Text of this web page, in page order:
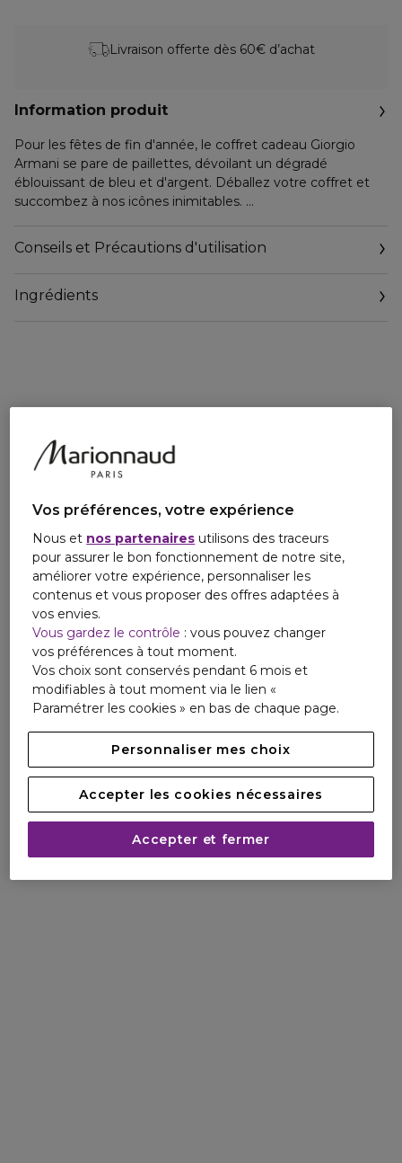
Livraison offerte dès 60€ d’achat
Information produit
Pour les fêtes de fin d'année, le coffret cadeau Giorgio
Armani se pare de paillettes, dévoilant un dégradé
éblouissant de bleu et d'argent. Déballez votre coffret et
succombez à nos icônes inimitables.
- Un parfum Stronger with You 100ml
- Un format voyage 15ml Stronger with You.
LA FRAGRANCE
créée par des notes de poivre rose s'associe à un coeur
emblématique Stronger with You s'entrelaçe avec une
vanille cuirée, intensément addictive.
Stronger with You Parfum est présenté dans le flacon
emblématique Stronger with You, au design épuré très
masculin et aux tonalités ambrées. Il est orné d'un capot
métallique, dont les anneaux entrelacés, signature de la
collection Stronger with You, représentent la force de
l'union.
Conseils et Précautions d'utilisation
Ingrédients
Vos préférences, votre expérience
Nous et nos partenaires utilisons des traceurs
pour assurer le bon fonctionnement de notre site,
améliorer votre expérience, personnaliser les
contenus et vous proposer des offres adaptées à
vos envies.
Vous gardez le contrôle : vous pouvez changer
vos préférences à tout moment.
Vos choix sont conservés pendant 6 mois et
modifiables à tout moment via le lien «
Paramétrer les cookies » en bas de chaque page.
Personnaliser mes choix
Accepter les cookies nécessaires
Accepter et fermer